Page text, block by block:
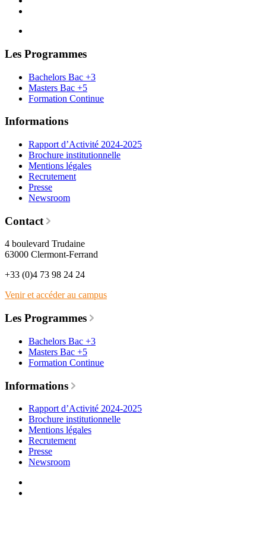
Les Programmes
Bachelors Bac +3
Masters Bac +5
Formation Continue
Informations
Rapport d’Activité 2024-2025
Brochure institutionnelle
Mentions légales
Recrutement
Presse
Newsroom
Contact
4 boulevard Trudaine
63000 Clermont-Ferrand
+33 (0)4 73 98 24 24
Venir et accéder au campus
Les Programmes
Bachelors Bac +3
Masters Bac +5
Formation Continue
Informations
Rapport d’Activité 2024-2025
Brochure institutionnelle
Mentions légales
Recrutement
Presse
Newsroom